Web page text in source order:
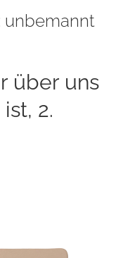
unbemannt
über uns
2.